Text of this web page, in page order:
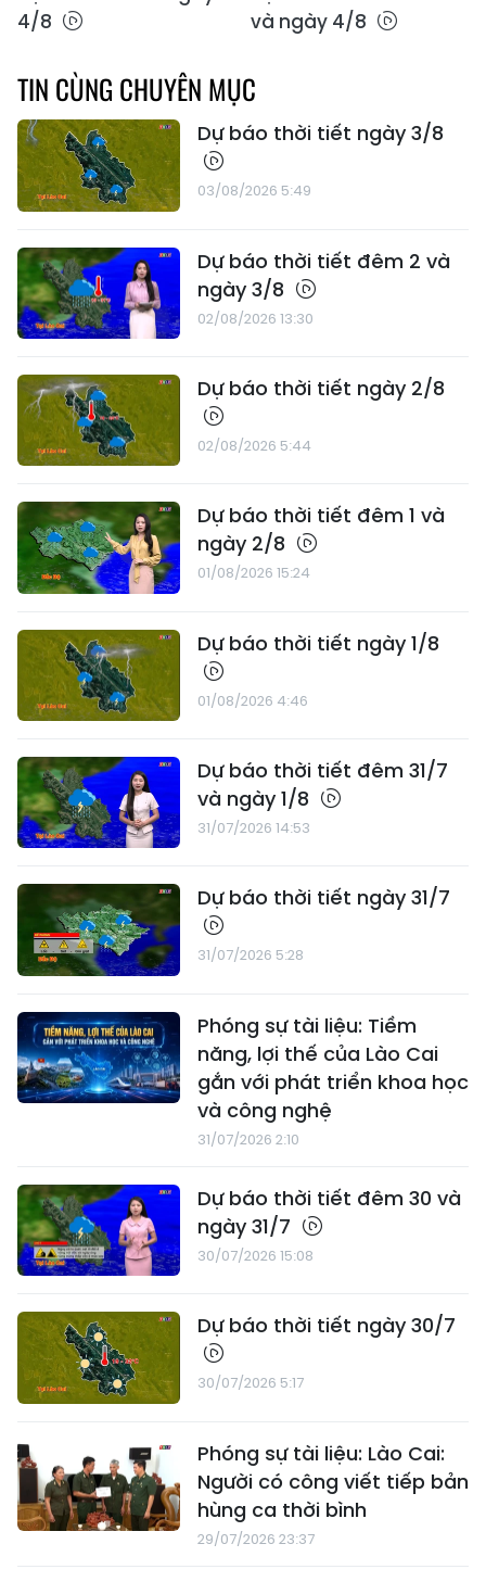
4/8
và ngày 4/8
TIN CÙNG CHUYÊN MỤC
Dự báo thời tiết ngày 3/8
03/08/2026 5:49
Dự báo thời tiết đêm 2 và
ngày 3/8
02/08/2026 13:30
Dự báo thời tiết ngày 2/8
02/08/2026 5:44
Dự báo thời tiết đêm 1 và
ngày 2/8
01/08/2026 15:24
Dự báo thời tiết ngày 1/8
01/08/2026 4:46
Dự báo thời tiết đêm 31/7
và ngày 1/8
31/07/2026 14:53
Dự báo thời tiết ngày 31/7
31/07/2026 5:28
Phóng sự tài liệu: Tiềm
năng, lợi thế của Lào Cai
gắn với phát triển khoa học
và công nghệ
31/07/2026 2:10
Dự báo thời tiết đêm 30 và
ngày 31/7
30/07/2026 15:08
Dự báo thời tiết ngày 30/7
30/07/2026 5:17
Phóng sự tài liệu: Lào Cai:
Người có công viết tiếp bản
hùng ca thời bình
29/07/2026 23:37